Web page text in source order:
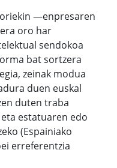
—enpresaren
oro har
sendokoa
bat sortzera
zeinak modua
duen euskal
duten traba
estatuaren edo
(Espainiako
erreferentzia